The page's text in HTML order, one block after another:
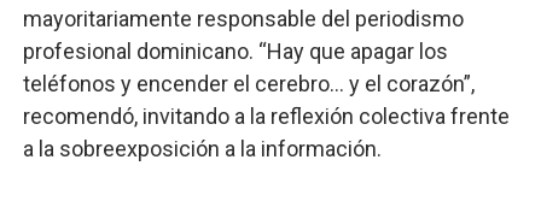
mayoritariamente responsable del periodismo
profesional dominicano. “Hay que apagar los
teléfonos y encender el cerebro… y el corazón”,
recomendó, invitando a la reflexión colectiva frente
a la sobreexposición a la información.